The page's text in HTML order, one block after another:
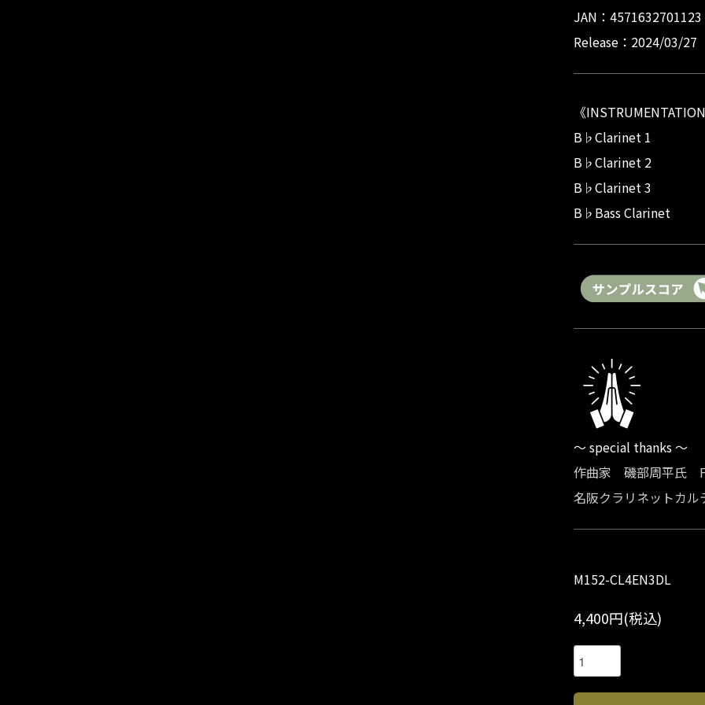
JAN：4571632701123
Release：2024/03/27
《
B♭Clarinet 1
B♭Clarinet 2
B♭Clarinet 3
B♭Bass Clarinet
～ special thanks ～
作曲家 磯部周平氏
名阪クラリネットカ
M152-CL4EN3DL
4,400円(税込)